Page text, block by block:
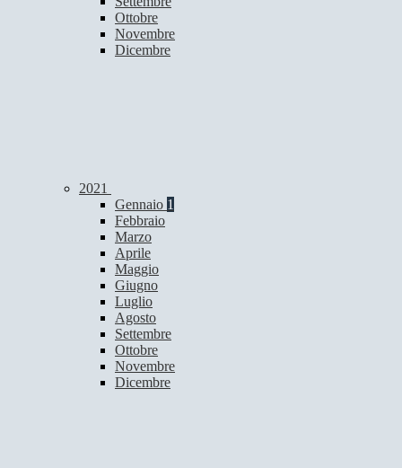
Ottobre
Novembre
Dicembre
2021
Gennaio 1
Febbraio
Marzo
Aprile
Maggio
Giugno
Luglio
Agosto
Settembre
Ottobre
Novembre
Dicembre